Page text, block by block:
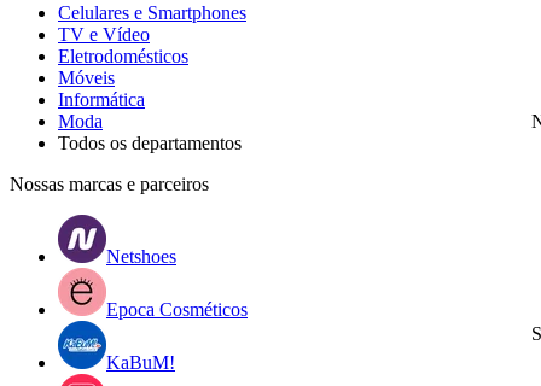
Celulares e Smartphones
TV e Vídeo
Eletrodomésticos
Móveis
Informática
Moda
Todos os departamentos
Nossas marcas e parceiros
Netshoes
Epoca Cosméticos
KaBuM!